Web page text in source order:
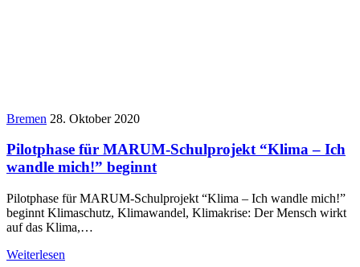
Bremen 28. Oktober 2020
Pilotphase für MARUM-Schulprojekt “Klima – Ich
wandle mich!” beginnt
Pilotphase für MARUM-Schulprojekt “Klima – Ich wandle mich!”
beginnt Klimaschutz, Klimawandel, Klimakrise: Der Mensch wirkt
auf das Klima,…
Weiterlesen